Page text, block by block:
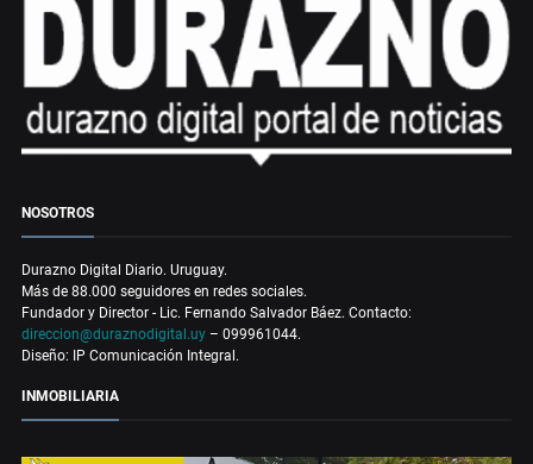
NOSOTROS
Durazno Digital Diario. Uruguay.
Más de 88.000 seguidores en redes sociales.
Fundador y Director - Lic. Fernando Salvador Báez. Contacto:
direccion@duraznodigital.uy – 099961044.
Diseño: IP Comunicación Integral.
INMOBILIARIA